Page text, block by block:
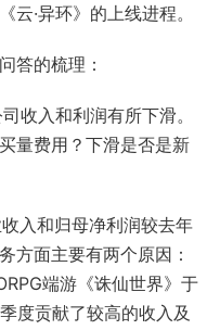
·异环》的上线进程。
答的梳理：
收入和利润有所下滑。
量费用？下滑是否是新
入和归母净利润较去年
方面主要有两个原因：
端游《诛仙世界》于
度贡献了较高的收入及